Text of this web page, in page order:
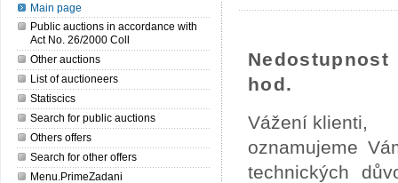
Main page
Public auctions in accordance with
Act No. 26/2000 Coll
Other auctions
List of auctioneers
Statiscics
Search for public auctions
Others offers
Search for other offers
Menu.PrimeZadani
hod.
Vážení klienti,
oznamujeme
technických